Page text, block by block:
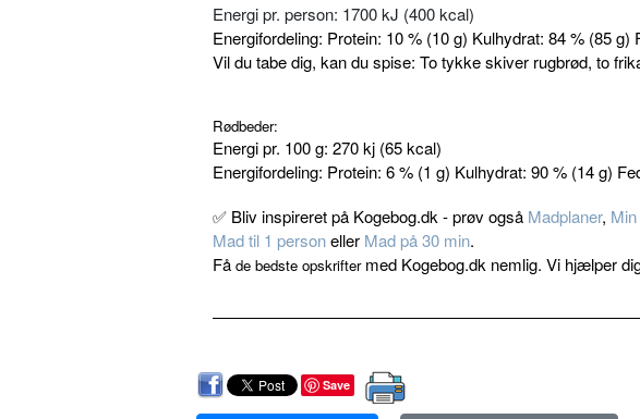
Energi pr. person: 1700 kJ (400 kcal)
Energifordeling: Protein: 10 % (10 g) Kulhydrat: 84 % (85 g)
Vil du tabe dig, kan du spise: To tykke skiver rugbrød, to
Rødbeder:
Energi pr. 100 g: 270 kj (65 kcal)
Energifordeling: Protein: 6 % (1 g) Kulhydrat: 90 % (14 g)
✅ Bliv inspireret på Kogebog.dk - prøv også Madplaner,
Mad til 1 personeller Mad på 30 min.
Få de bedste opskriftermed Kogebog.dk nemlig. Vi hjælper
Save